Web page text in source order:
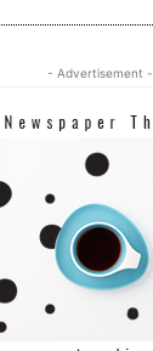
- Advertisement -